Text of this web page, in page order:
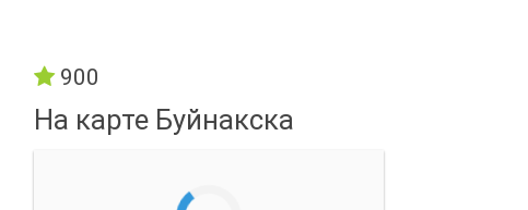
900
На карте Буйнакска